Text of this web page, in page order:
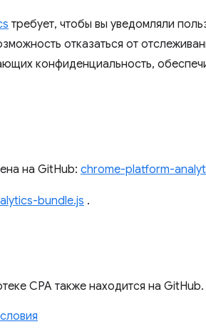
требует, чтобы вы уведомляли
отказаться от
конфиденциальность,
на GitHub: chrome-platform-
bundle.js .
CPA также находится на